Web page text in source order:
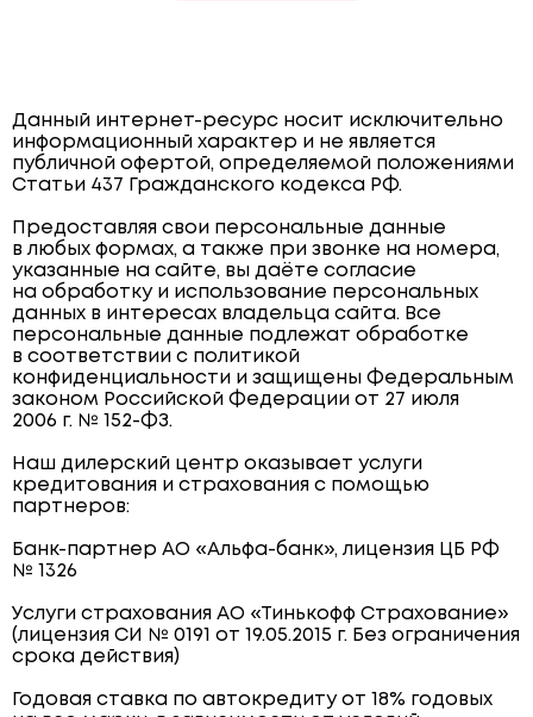
Данный интернет-ресурс носит исключительно
информационный характер и не является
публичной офертой, определяемой положениями
Статьи 437 Гражданского кодекса РФ.
Предоставляя свои персональные данные
в любых формах, а также при звонке на номера,
указанные на сайте, вы даёте согласие
на обработку и использование персональных
данных в интересах владельца сайта. Все
персональные данные подлежат обработке
в соответствии с политикой
конфиденциальности и защищены Федеральным
законом Российской Федерации от 27 июля
2006 г. № 152-ФЗ.
Наш дилерский центр оказывает услуги
кредитования и страхования с помощью
партнеров:
Банк-партнер АО «Альфа-банк», лицензия ЦБ РФ
№ 1326
Услуги страхования АО «Тинькофф Страхование»
(лицензия СИ № 0191 от 19.05.2015 г. Без ограничения
срока действия)
Годовая ставка по автокредиту от 18% годовых